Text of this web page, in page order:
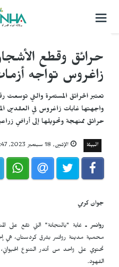
التحكم
حرائق وقطع
زاغروس تواجه
تعتبر الحرائق المستمرة والتي توسعت
واجهتها غابات زاغروس في العقدين
حرائق ممنهجة وتحويلها إلى أراضٍ
البيئة الإثنين, 18 سبتمبر 2023, 12:47
جوان كرمي
روانسر ـ غابة "بالنجانة" التي تقع على
محمية مدينة روانسر بشرق كردستان، هي
تحتوي على واحد من أندر التنوع
الفهود.